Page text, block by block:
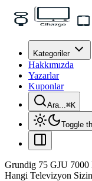
Kategoriler
Hakkımızda
Yazarlar
Kuponlar
Ara...⌘K
Toggle
Grundig 75 GJU 7000
Hangi Televizyon